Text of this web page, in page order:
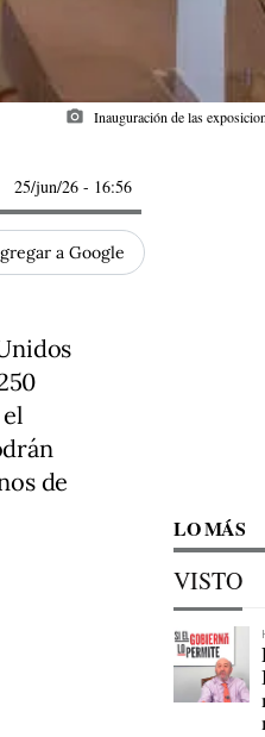
photo_camera Inauguración de las
25/jun/26 - 16:56
a Google
de
LO MÁS
VISTO